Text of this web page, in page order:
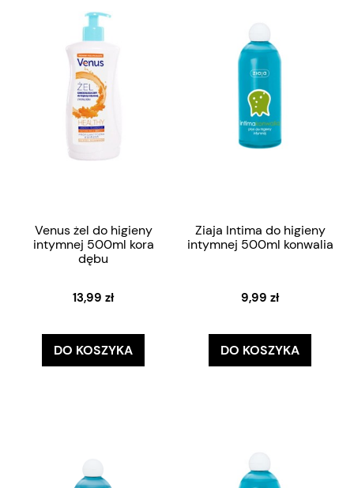
Venus żel do higieny
intymnej 500ml kora
dębu
13,99 zł
DO KOSZYKA
Ziaja Intima do higieny
intymnej 500ml konwalia
9,99 zł
DO KOSZYKA